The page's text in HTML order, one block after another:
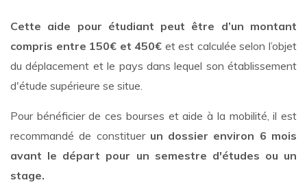
Cette aide pour étudiant peut être d’un montant
compris entre 150€ et 450€ et est calculée selon l’objet
du déplacement et le pays dans lequel son établissement
d'étude supérieure se situe.
Pour bénéficier de ces bourses et aide à la mobilité, il est
recommandé de constituer un dossier environ 6 mois
avant le départ pour un semestre d'études ou un
stage.